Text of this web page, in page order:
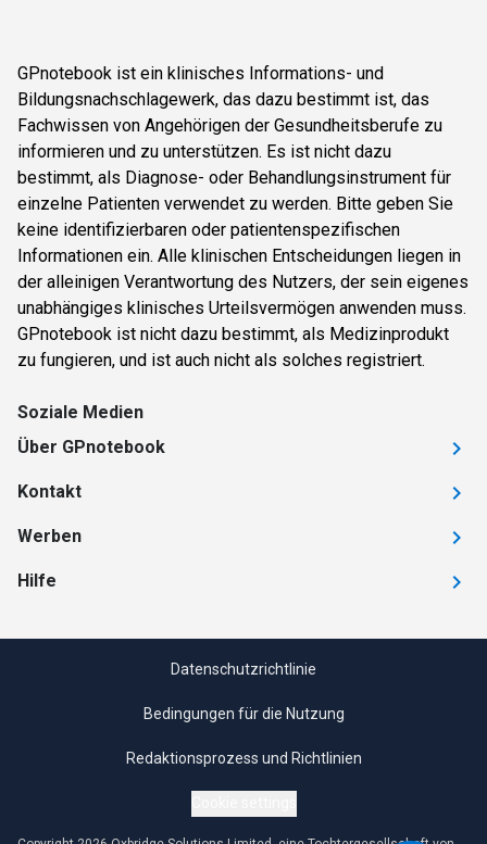
GPnotebook ist ein klinisches Informations- und
Bildungsnachschlagewerk, das dazu bestimmt ist, das
Fachwissen von Angehörigen der Gesundheitsberufe zu
informieren und zu unterstützen. Es ist nicht dazu
bestimmt, als Diagnose- oder Behandlungsinstrument für
einzelne Patienten verwendet zu werden. Bitte geben Sie
keine identifizierbaren oder patientenspezifischen
Informationen ein. Alle klinischen Entscheidungen liegen in
der alleinigen Verantwortung des Nutzers, der sein eigenes
unabhängiges klinisches Urteilsvermögen anwenden muss.
GPnotebook ist nicht dazu bestimmt, als Medizinprodukt
zu fungieren, und ist auch nicht als solches registriert.
Soziale Medien
Über GPnotebook
Kontakt
Werben
Hilfe
Datenschutzrichtlinie
Bedingungen für die Nutzung
Redaktionsprozess und Richtlinien